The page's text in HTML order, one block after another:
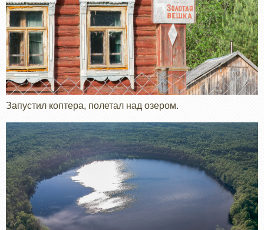
Запустил коптера, полетал над озером.